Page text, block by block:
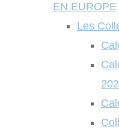
EN EUROPE
Les